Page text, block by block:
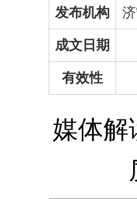
发布机构
成文日期
有效性
媒体解